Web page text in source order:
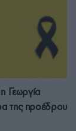
Γεωργία
της προέδρου